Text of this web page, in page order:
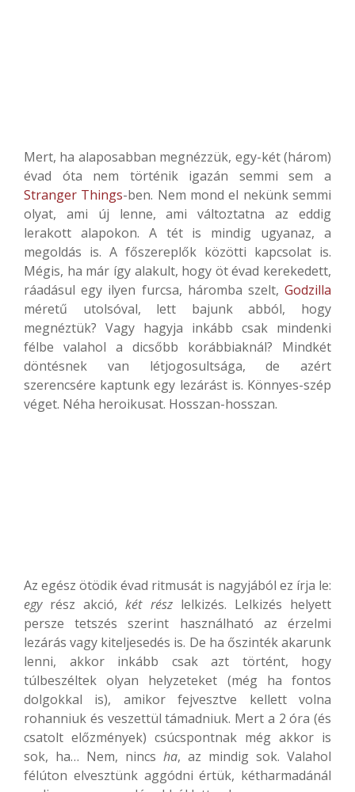
Mert, ha alaposabban megnézzük, egy-két (három)
évad óta nem történik igazán semmi sem a
Stranger Things-ben. Nem mond el nekünk semmi
olyat, ami új lenne, ami változtatna az eddig
lerakott alapokon. A tét is mindig ugyanaz, a
megoldás is. A főszereplők közötti kapcsolat is.
Mégis, ha már így alakult, hogy öt évad kerekedett,
ráadásul egy ilyen furcsa, háromba szelt, Godzilla
méretű utolsóval, lett bajunk abból, hogy
megnéztük? Vagy hagyja inkább csak mindenki
félbe valahol a dicsőbb korábbiaknál? Mindkét
döntésnek van létjogosultsága, de azért
szerencsére kaptunk egy lezárást is. Könnyes-szép
véget. Néha heroikusat. Hosszan-hosszan.
Az egész ötödik évad ritmusát is nagyjából ez írja le:
egyrész akció,két részlelkizés. Lelkizés helyett
persze tetszés szerint használható az érzelmi
lezárás vagy kiteljesedés is. De ha őszinték akarunk
lenni, akkor inkább csak azt történt, hogy
túlbeszéltek olyan helyzeteket (még ha fontos
dolgokkal is), amikor fejvesztve kellett volna
rohanniuk és veszettül támadniuk. Mert a 2 óra (és
csatolt előzmények) csúcspontnak még akkor is
sok, ha… Nem, nincs ha, az mindig sok. Valahol
félúton elvesztünk aggódni értük, kétharmadánál